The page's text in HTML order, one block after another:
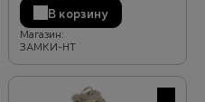
В корзину
Магазин:
ЗАМКИ-НТ